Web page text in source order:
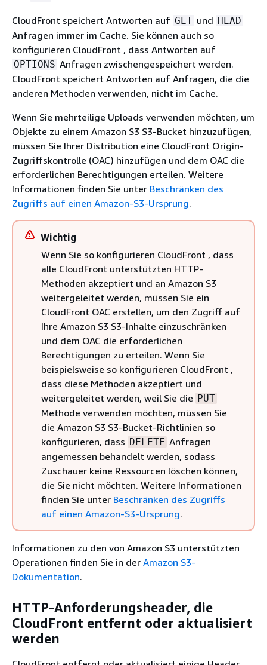
CloudFront speichert Antworten auf GET und HEAD
Anfragen immer im Cache. Sie können auch so
konfigurieren CloudFront , dass Antworten auf
OPTIONS Anfragen zwischengespeichert werden.
CloudFront speichert Antworten auf Anfragen, die die
anderen Methoden verwenden, nicht im Cache.
Wenn Sie mehrteilige Uploads verwenden möchten, um
Objekte zu einem Amazon S3 S3-Bucket hinzuzufügen,
müssen Sie Ihrer Distribution eine CloudFront Origin-
Zugriffskontrolle (OAC) hinzufügen und dem OAC die
erforderlichen Berechtigungen erteilen. Weitere
Informationen finden Sie unter Beschränken des
Zugriffs auf einen Amazon-S3-Ursprung.
Wichtig
Wenn Sie so konfigurieren CloudFront , dass
alle CloudFront unterstützten HTTP-
Methoden akzeptiert und an Amazon S3
weitergeleitet werden, müssen Sie ein
CloudFront OAC erstellen, um den Zugriff auf
Ihre Amazon S3 S3-Inhalte einzuschränken
und dem OAC die erforderlichen
Berechtigungen zu erteilen. Wenn Sie
beispielsweise so konfigurieren CloudFront ,
dass diese Methoden akzeptiert und
weitergeleitet werden, weil Sie die PUT
Methode verwenden möchten, müssen Sie
die Amazon S3 S3-Bucket-Richtlinien so
konfigurieren, dass DELETE Anfragen
angemessen behandelt werden, sodass
Zuschauer keine Ressourcen löschen können,
die Sie nicht möchten. Weitere Informationen
finden Sie unter Beschränken des Zugriffs
auf einen Amazon-S3-Ursprung.
Informationen zu den von Amazon S3 unterstützten
Operationen finden Sie in der Amazon S3-
Dokumentation.
HTTP-Anforderungsheader, die
CloudFront entfernt oder aktualisiert
werden